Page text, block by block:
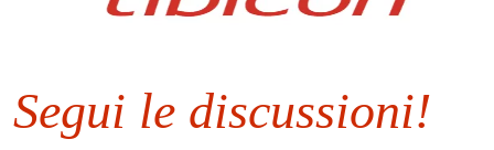
Segui le discussioni!